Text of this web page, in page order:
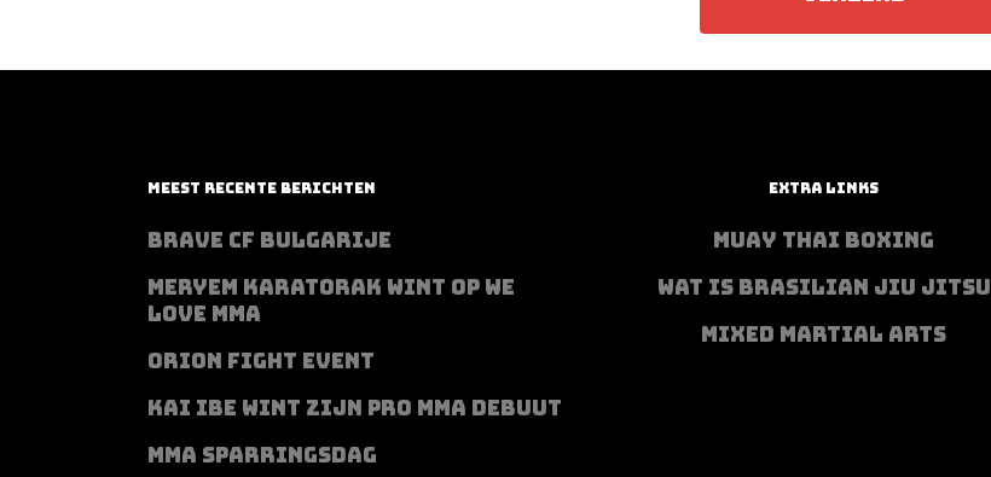
MEEST RECENTE BERICHTEN
BRAVE CF BULGARIJE
MERYEM KARATORAK WINT OP WE
LOVE MMA
ORION FIGHT EVENT
KAI IBE WINT ZIJN PRO MMA DEBUUT
MMA SPARRINGSDAG
EXTRA LINKS
MUAY THAI BOXING
WAT IS BRASILIAN JIU JITSU
MIXED MARTIAL ARTS